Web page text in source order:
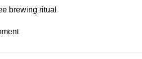
brewing ritual